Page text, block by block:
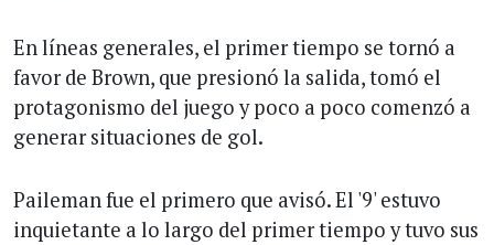
En líneas generales, el primer tiempo se tornó a
favor de Brown, que presionó la salida, tomó el
protagonismo del juego y poco a poco comenzó a
generar situaciones de gol.
Paileman fue el primero que avisó. El '9' estuvo
inquietante a lo largo del primer tiempo y tuvo sus